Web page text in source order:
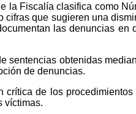
Fiscalía clasifica como
que sugieren una
las denuncias
obtenidas
de denuncias.
de los
víctimas.